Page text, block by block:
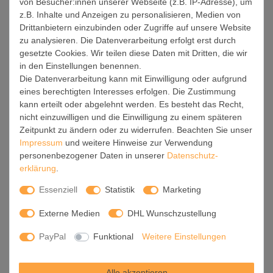
Installation / Inbetriebnahme:
Der Aufbau Ihrer banjado Lichtdecke gestaltet sich
unkompliziert, dank einer verständlichen Anleitung, die Ihnen
Schritt für Schritt durch den Montageprozess hilft.
Für die endgültige Installation und den sicheren Anschluss
empfehlen wir die Hinzuziehung eines Fachmanns, um die
optimale Funktion und Sicherheit Ihrer Beleuchtung zu
Falls Sie einen Fachmann für die Installation benötigen, geben
Sie uns gern Bescheid, wir vermitteln Ihnen gern einen
geeigneten Ansprechpartner aus Ihrer Nähe.
Steuerung:
Steigern Sie Ihr Beleuchtungserlebnis mit der nahtlosen
Integration in Ihr Smart Home. Durch die Kompatibilität mit der
Smartphone zur zentralen Steuerungseinheit. Ihr Handy
z.B. Inhalte und Anzeigen zu personalisieren, Medien von
Drittanbietern einzubinden oder Zugriffe auf unsere Website
zu analysieren. Die Datenverarbeitung erfolgt erst durch
gesetzte Cookies. Wir teilen diese Daten mit Dritten, die wir
in den Einstellungen benennen.
Die Datenverarbeitung kann mit Einwilligung oder aufgrund
eines berechtigten Interesses erfolgen. Die Zustimmung
kann erteilt oder abgelehnt werden. Es besteht das Recht,
nicht einzuwilligen und die Einwilligung zu einem späteren
Zeitpunkt zu ändern oder zu widerrufen. Beachten Sie unser
Impressum und weitere Hinweise zur Verwendung
personenbezogener Daten in unserer Daten­schutz­
erklärung
Essenziell Statistik Marketing
Externe Medien DHL Wunschzustellung
PayPal Funktional Weitere Einstellungen